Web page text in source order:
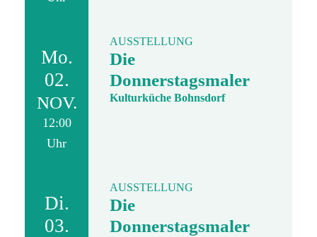
Mo.
02.
NOV.
12:00
Uhr
AUSSTELLUNG
Die
Donnerstagsmaler
Kulturküche Bohnsdorf
Di.
03.
AUSSTELLUNG
Die
Donnerstagsmaler